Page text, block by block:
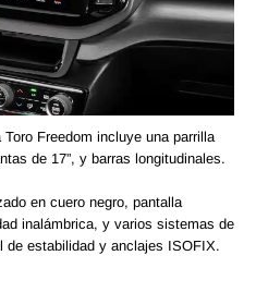
Freedom incluye una parrilla
de 17”, y barras longitudinales.
en cuero negro, pantalla
inalámbrica, y varios sistemas de
de estabilidad y anclajes ISOFIX.